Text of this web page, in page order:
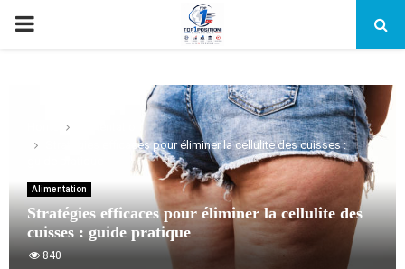
PRIMARY
Stratégies efficaces pour éliminer la cellulite des cuisses :
Alimentation
Stratégies efficaces pour éliminer la cellulite des
cuisses : guide pratique
840